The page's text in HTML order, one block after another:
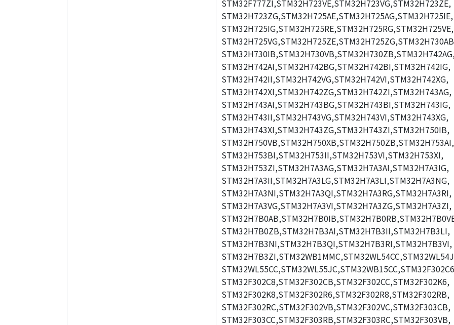
STM32F777ZI,STM32H723VE,STM32H723VG,STM32H723ZE,
STM32H723ZG,STM32H725AE,STM32H725AG,STM32H725IE,
STM32H725IG,STM32H725RE,STM32H725RG,STM32H725VE,
STM32H742AI,STM32H742BG,STM32H742BI,STM32H742IG,
STM32H742II,STM32H742VG,STM32H742VI,STM32H742XG,
STM32H742XI,STM32H742ZG,STM32H742ZI,STM32H743AG,
STM32H743AI,STM32H743BG,STM32H743BI,STM32H743IG,
STM32H743II,STM32H743VG,STM32H743VI,STM32H743XG,
STM32H743XI,STM32H743ZG,STM32H743ZI,STM32H750IB,
STM32H750VB,STM32H750XB,STM32H750ZB,STM32H753AI,
STM32H753BI,STM32H753II,STM32H753VI,STM32H753XI,
STM32H753ZI,STM32H7A3AG,STM32H7A3AI,STM32H7A3IG,
STM32H7A3II,STM32H7A3LG,STM32H7A3LI,STM32H7A3NG,
STM32H7A3NI,STM32H7A3QI,STM32H7A3RG,STM32H7A3RI,
STM32H7A3VG,STM32H7A3VI,STM32H7A3ZG,STM32H7A3ZI,
STM32H7B0ZB,STM32H7B3AI,STM32H7B3II,STM32H7B3LI,
STM32H7B3NI,STM32H7B3QI,STM32H7B3RI,STM32H7B3VI,
STM32F302C8,STM32F302CB,STM32F302CC,STM32F302K6,
STM32F302K8,STM32F302R6,STM32F302R8,STM32F302RB,
STM32F302RC,STM32F302VB,STM32F302VC,STM32F303CB,
STM32F303CC,STM32F303RB,STM32F303RC,STM32F303VB,